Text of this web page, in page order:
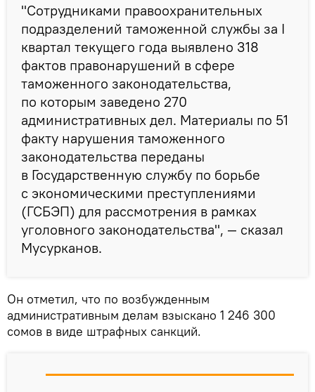
"Сотрудниками правоохранительных
подразделений таможенной службы за I
квартал текущего года выявлено 318
фактов правонарушений в сфере
таможенного законодательства,
по которым заведено 270
административных дел. Материалы по 51
факту нарушения таможенного
законодательства переданы
в Государственную службу по борьбе
с экономическими преступлениями
(ГСБЭП) для рассмотрения в рамках
уголовного законодательства", — сказал
Мусурканов.
Он отметил, что по возбужденным
административным делам взыскано 1 246 300
сомов в виде штрафных санкций.